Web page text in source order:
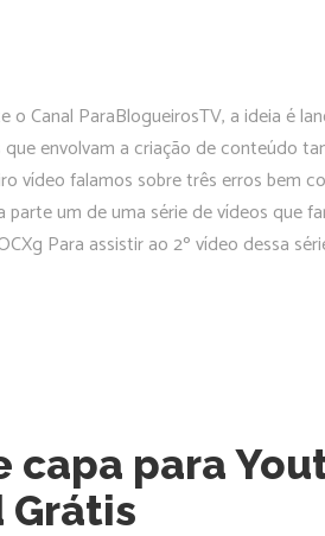
o Canal ParaBlogueirosTV, a ideia é
envolvam a criação de conteúdo
vídeo falamos sobre três erros bem
parte um de uma série de vídeos que
Para assistir ao 2º vídeo dessa
capa para
Grátis